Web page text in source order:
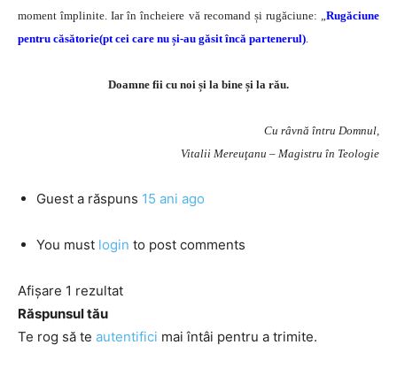
moment împlinite. Iar în încheiere vă recomand și rugăciune: „Rugăciune
pentru căsătorie(pt cei care nu și-au găsit încă partenerul).
Doamne fii cu noi și la bine și la rău.
Cu râvnă întru Domnul,
Vitalii Mereuţanu – Magistru în Teologie
Guest a răspuns 15 ani ago
You must login to post comments
Afișare 1 rezultat
Răspunsul tău
Te rog să te autentifici mai întâi pentru a trimite.